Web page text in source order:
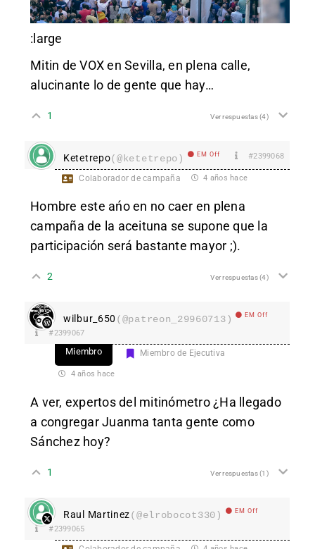
:large
Mitin de VOX en Sevilla, en plena calle,
alucinante lo de gente que hay…
1 Ver respuestas(4)
Ketetrepo(@ketetrepo) EM Off #2399068
Colaborador de campaña 4 años hace
Hombre este ańo en no caer en plena
campaña de la aceituna se supone que la
participación será bastante mayor ;).
2 Ver respuestas(4)
wilbur_650 (@patreon_29960713) EM Off
#2399067
Miembro Miembro de Ejecutiva
4 años hace
A ver, expertos del mitinómetro ¿Ha llegado
a congregar Juanma tanta gente como
Sánchez hoy?
1 Ver respuestas(1)
Raul Martinez(@elrobocot330) EM Off
#2399065